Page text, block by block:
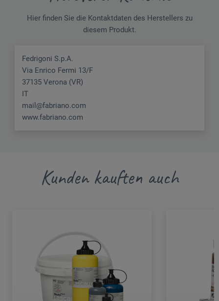
Hier finden Sie die Kontaktdaten des Herstellers zu
diesem Produkt.
Fedrigoni S.p.A.
Via Enrico Fermi 13/F
37135 Verona (VR)
IT
mail@fabriano.com
www.fabriano.com
Kunden kauften auch